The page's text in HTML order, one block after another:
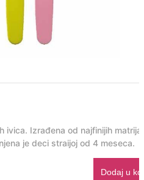
ivica. Izrađena od najfinijih
je deci straijoj od 4 meseca.
Dodaj u